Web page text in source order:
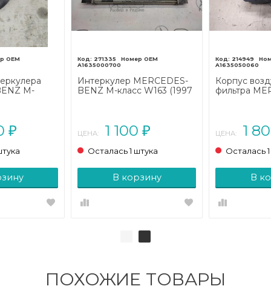
M-
₽
271335
A1635000700
Интеркулер MERCEDES-
BENZ M-класс W163 (1997
ЦЕНА: 1 100 ₽
Осталась 1 штука
В корзину
214949
A1635050060
Корпус
фильтра
ЦЕНА: 1
Осталась
В
ПОХОЖИЕ ТОВАРЫ